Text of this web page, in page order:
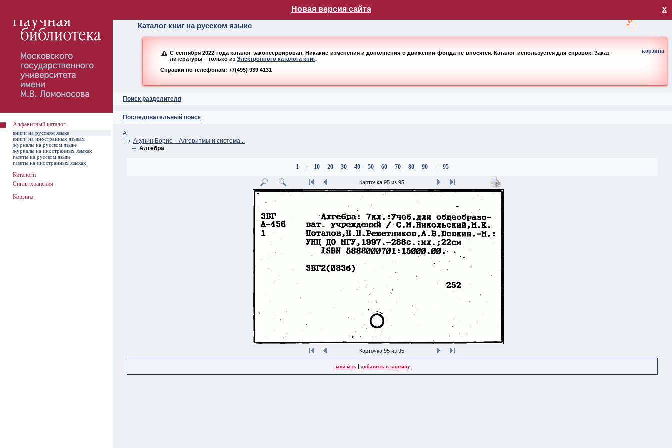
Новая версия сайта х
Каталог книг на русском языке
С сентября 2022 года каталог законсервирован. Никакие изменения и дополнения о движении фонда не вносятся. Каталог используется для справок. Заказ
литературы – только изЭлектронного каталога книг.
Справки по телефонам: +7(495) 939 4131
Поиск разделителя
Последовательный поиск
корзина
А
Акунин Борис – Алгоритмы и система...
Алгебра
1 | 10 20 30 40 50 60 70 80 90 | 95
Карточка 95 из 95
Карточка 95 из 95
заказать| добавить в корзину
Алфавитный каталог
книги на русском языке
книги на иностранных языках
журналы на русском языке
журналы на иностранных языках
газеты на русском языке
газеты на иностранных языках
Каталоги
Сиглы хранения
Корзина